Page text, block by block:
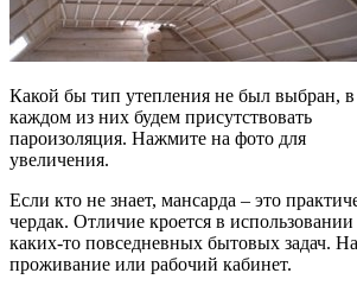
Какой бы тип утепления не был выбран, в
каждом из них будем присутствовать
пароизоляция. Нажмите на фото для
увеличения.
Если кто не знает, мансарда – это
чердак. Отличие кроется в
каких-то повседневных бытовых задач.
проживание или рабочий кабинет.